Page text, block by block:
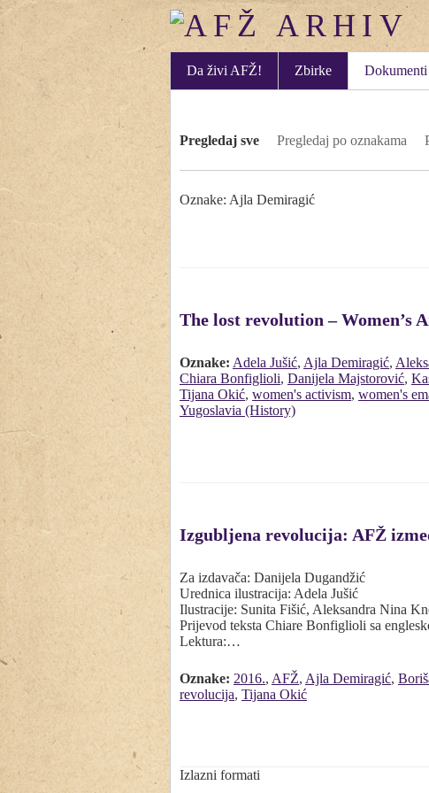
Da živi AFŽ! Zbirke Dokumenti
Pregledaj sve Pregledaj po oznakama
Oznake: Ajla Demiragić
The lost revolution – Women’s
Oznake: Adela Jušić, Ajla Demiragić,
Chiara Bonfiglioli, Danijela Majstorović,
Tijana Okić, women's activism, women's
Yugoslavia (History)
Izgubljena revolucija: AFŽ
Za izdavača: Danijela Dugandžić
Urednica ilustracija: Adela Jušić
Ilustracije: Sunita Fišić, Aleksandra Nina
Prijevod teksta Chiare Bonfiglioli sa
Lektura:…
Oznake: 2016., AFŽ, Ajla Demiragić,
revolucija, Tijana Okić
Izlazni formati